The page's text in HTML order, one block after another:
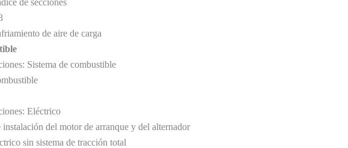
de aire de carga
Sistema de combustible
Eléctrico
instalación del motor de arranque y del alternador
sin sistema de tracción total